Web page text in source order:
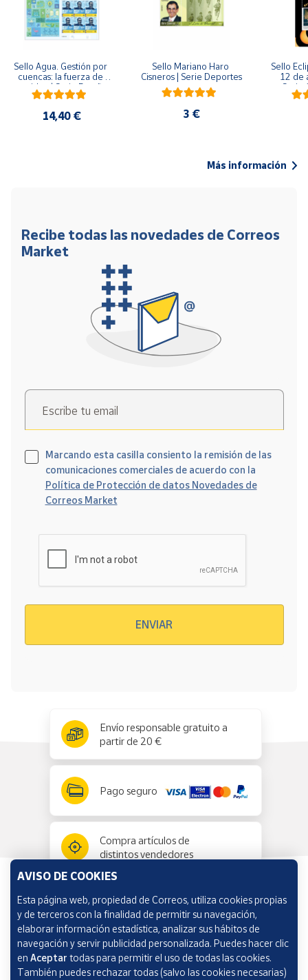
Sello Agua. Gestión por
cuencas: la fuerza de
una idea.| Serie España
ES| Pliego Premium
14,40 €
Sello Mariano Haro
Cisneros | Serie Deportes
3 €
Sello
12 de
Serie
Más información
Recibe todas las novedades de Correos
Market
Escribe tu email
Marcando esta casilla consiento la remisión de las
comunicaciones comerciales de acuerdo con la
Política de Protección de datos Novedades de
Correos Market
ENVIAR
Envío responsable gratuito a
partir de 20 €
Pago seguro
Compra artículos de
distintos vendedores
Información y ayuda
Correos Market
AVISO DE COOKIES
Esta página web, propiedad de Correos, utiliza cookies propias
y de terceros con la finalidad de permitir su navegación,
elaborar información estadística, analizar sus hábitos de
navegación y servir publicidad personalizada. Puedes hacer clic
en Aceptar todas para permitir el uso de todas las cookies.
También puedes rechazar todas (salvo las cookies necesarias)